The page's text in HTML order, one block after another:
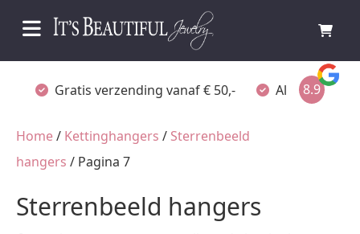
Gratis verzending vanaf € 50,- Altijd verpakt
8.9
Home/ Kettinghangers / Sterrenbeeld
hangers / Pagina 7
Sterrenbeeld hangers